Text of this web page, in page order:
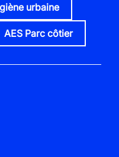
urbaine
AES Parc côtier